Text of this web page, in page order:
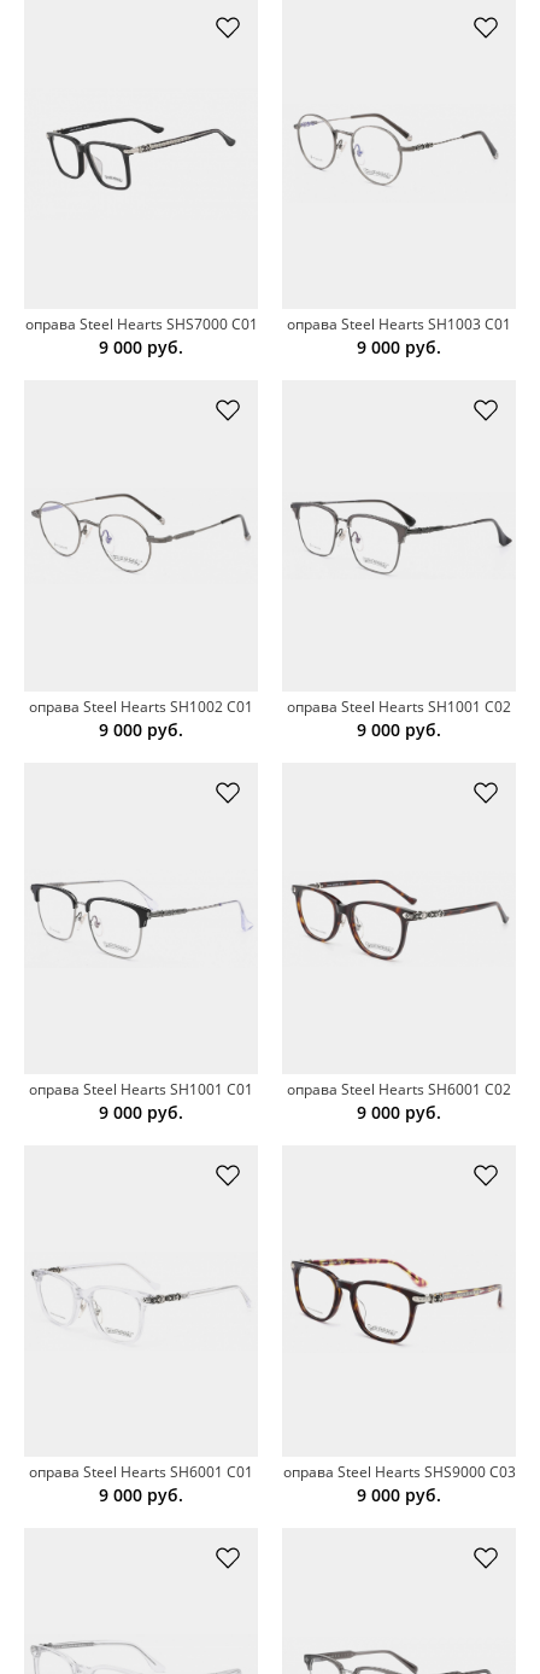
оправа Steel Hearts SHS7000 C01
9 000 руб.
оправа Steel Hearts SH1003 C01
9 000 руб.
оправа Steel Hearts SH1002 C01
9 000 руб.
оправа Steel Hearts SH1001 C02
9 000 руб.
оправа Steel Hearts SH1001 C01
9 000 руб.
оправа Steel Hearts SH6001 C02
9 000 руб.
оправа Steel Hearts SH6001 C01
9 000 руб.
оправа Steel Hearts SHS9000 C03
9 000 руб.